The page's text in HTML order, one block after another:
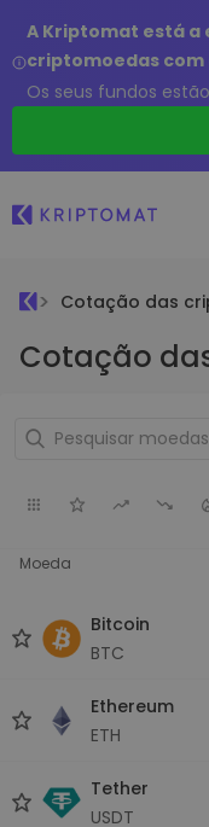
A Kriptomat está a
criptomoedas com
Os seus fundos
Cotação das
Cotação
Moeda
Bitcoin
BTC
Ethereum
ETH
Tether
USDT